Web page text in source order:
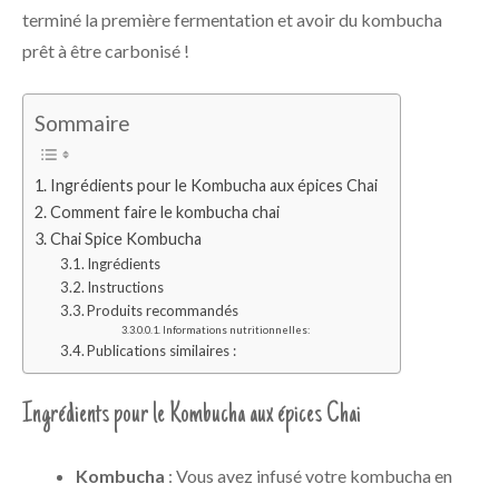
terminé la première fermentation et avoir du kombucha
prêt à être carbonisé !
Sommaire
Ingrédients pour le Kombucha aux épices Chai
Comment faire le kombucha chai
Chai Spice Kombucha
Ingrédients
Instructions
Produits recommandés
Informations nutritionnelles:
Publications similaires :
Ingrédients pour le Kombucha aux épices Chai
Kombucha : Vous avez infusé votre kombucha en